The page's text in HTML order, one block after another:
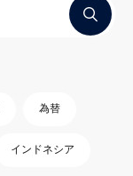
為替
インドネシア